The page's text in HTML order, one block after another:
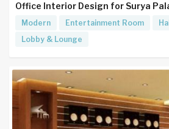
Office Interior Design for Surya
Modern Entertainment Room Hall
Lobby & Lounge